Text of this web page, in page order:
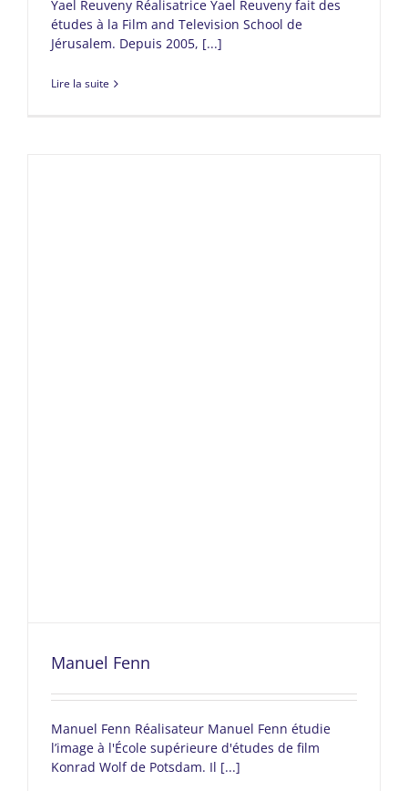
Yael Reuveny Réalisatrice Yael Reuveny fait des
études à la Film and Television School de
Jérusalem. Depuis 2005, [...]
Lire la suite
Manuel Fenn
Manuel Fenn Réalisateur Manuel Fenn étudie
l’image à l'École supérieure d'études de film
Konrad Wolf de Potsdam. Il [...]